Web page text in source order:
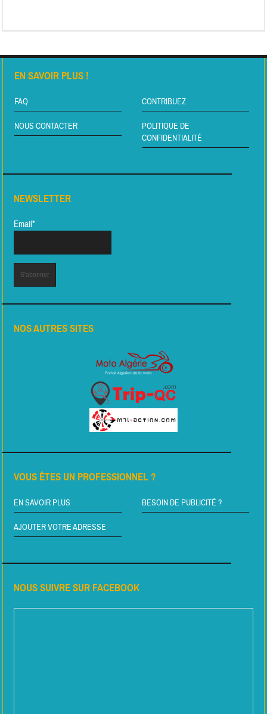
EN SAVOIR PLUS !
FAQ CONTRIBUEZ
NOUS CONTACTER
POLITIQUE DE
CONFIDENTIALITÉ
NEWSLETTER
Email*
NOS AUTRES SITES
VOUS ÊTES UN PROFESSIONNEL ?
EN SAVOIR PLUS BESOIN DE PUBLICITÉ ?
AJOUTER VOTRE ADRESSE
NOUS SUIVRE SUR FACEBOOK